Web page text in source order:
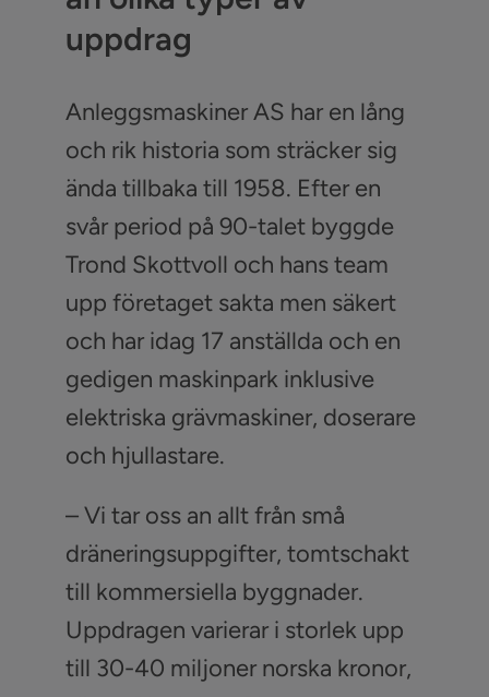
uppdrag
Anleggsmaskiner AS har en lång
och rik historia som sträcker sig
ända tillbaka till 1958. Efter en
svår period på 90-talet byggde
Trond Skottvoll och hans team
upp företaget sakta men säkert
och har idag 17 anställda och en
gedigen maskinpark inklusive
elektriska grävmaskiner, doserare
och hjullastare.
– Vi tar oss an allt från små
dräneringsuppgifter, tomtschakt
till kommersiella byggnader.
Uppdragen varierar i storlek upp
till 30-40 miljoner norska kronor,